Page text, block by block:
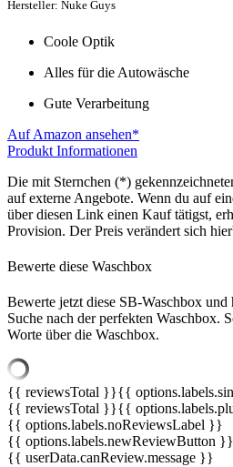
Hersteller: Nuke Guys
Coole Optik
Alles für die Autowäsche
Gute Verarbeitung
Auf Amazon ansehen*
Produkt Informationen
Die mit Sternchen (*)
auf externe Angebote. Wenn du auf
über diesen Link einen Kauf tätigst,
Provision. Der Preis verändert sich
Bewerte diese Waschbox
Bewerte jetzt diese SB-Waschbox
Suche nach der perfekten Waschbox.
Worte über die Waschbox.
{{ reviewsTotal }}{{
{{ reviewsTotal }}{{
{{ options.labels.noReviewsLabel }}
{{ options.labels.newReviewButton }}
{{ userData.canReview.message }}